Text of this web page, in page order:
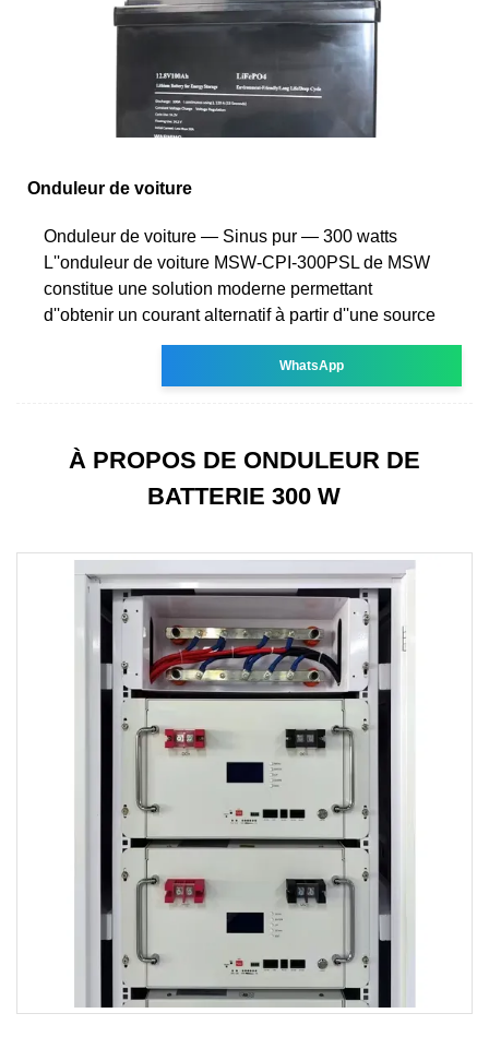
Onduleur de voiture
Onduleur de voiture — Sinus pur — 300 watts
L''onduleur de voiture MSW-CPI-300PSL de MSW
constitue une solution moderne permettant
d''obtenir un courant alternatif à partir d''une source
WhatsApp
À PROPOS DE ONDULEUR DE
BATTERIE 300 W